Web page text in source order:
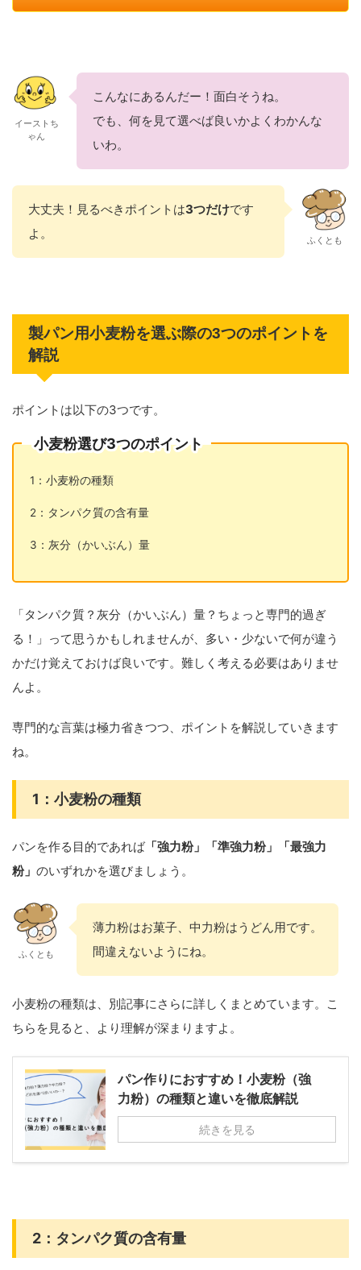
イーストち
ゃん
こんなにあるんだー！面白そうね。
でも、何を見て選べば良いかよくわかんな
いわ。
大丈夫！見るべきポイントは3つだけです
よ。
ふくとも
製パン用小麦粉を選ぶ際の3つのポイントを
解説
ポイントは以下の3つです。
小麦粉選び3つのポイント
1：小麦粉の種類
2：タンパク質の含有量
3：灰分（かいぶん）量
「タンパク質？灰分（かいぶん）量？ちょっと専門的過ぎ
る！」って思うかもしれませんが、多い・少ないで何が違う
かだけ覚えておけば良いです。難しく考える必要はありませ
んよ。
専門的な言葉は極力省きつつ、ポイントを解説していきます
ね。
1：小麦粉の種類
パンを作る目的であれば「強力粉」「準強力粉」「最強力
粉」 のいずれかを選びましょう。
ふくとも
薄力粉はお菓子、中力粉はうどん用です。
間違えないようにね。
小麦粉の種類は、別記事にさらに詳しくまとめています。こ
ちらを見ると、より理解が深まりますよ。
パン作りにおすすめ！小麦粉（強
力粉）の種類と違いを徹底解説
続きを見る
2：タンパク質の含有量